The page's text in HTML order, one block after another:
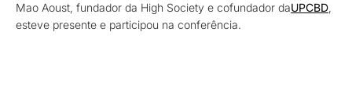
Mao Aoust, fundador da High Society e cofundador daUPCBD,
esteve presente e participou na conferência.